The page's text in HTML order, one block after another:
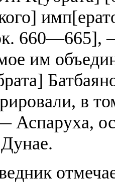
им
в
Аспаруха,